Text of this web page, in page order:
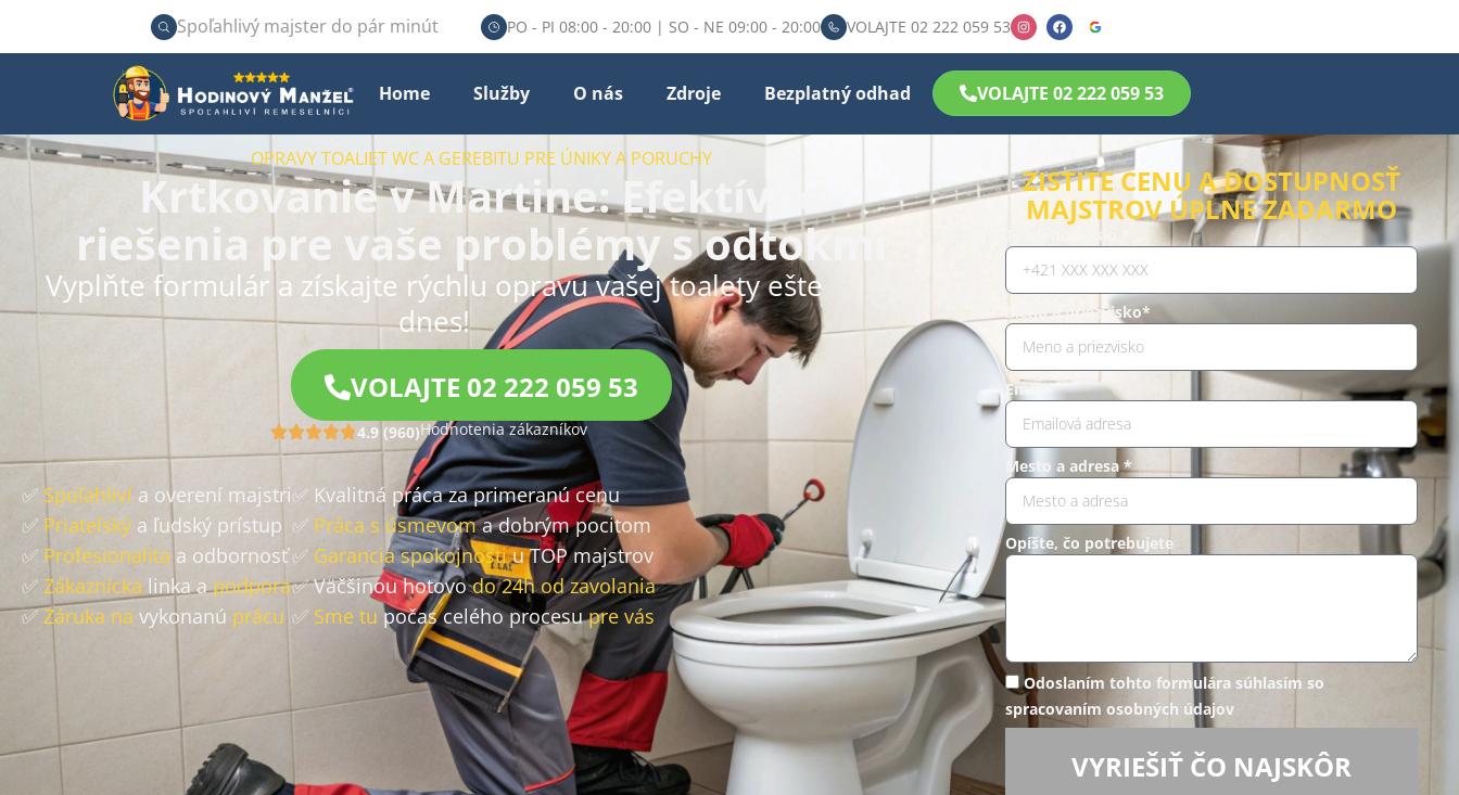
Spoľahlivý majster do pár minút PO - PI 08:00 - 20:00 | SO - NE 09:00 - 20:00 VOLAJTE 02 222 059 53
Home Služby O nás Zdroje Bezplatný odhad VOLAJTE 02 222 059 53
OPRAVY TOALIET WC A GEREBITU PRE ÚNIKY A PORUCHY
Krtkovanie v Martine: Efektívne
riešenia pre vaše problémy s odtokmi
Vyplňte formulár a získajte rýchlu opravu vašej toalety ešte
dnes!
VOLAJTE 02 222 059 53
4.9 (960)Hodnotenia zákazníkov
✅ Spoľahliví a overení majstri
✅ Priateľský a ľudský prístup
✅ Profesionalita a odbornosť
✅ Zákaznícka linka apodpora
✅Záruka na vykonanú prácu
✅ Kvalitná práca za primeranú cenu
✅ Práca s úsmevoma dobrým pocitom
✅ Garancia spokojnostiu TOP majstrov
✅ Väčšinou hotovodo 24h od zavolania
✅ Sme tu počas celého procesupre vás
ZISTITE CENU A DOSTUPNOSŤ
MAJSTROV ÚPLNE ZADARMO
Telefónne číslo *
Meno a priezvisko*
Email*
Mesto a adresa *
Opíšte, čo potrebujete
Odoslaním tohto formulára súhlasím so
spracovaním osobných údajov
VYRIEŠIŤ ČO NAJSKÔR